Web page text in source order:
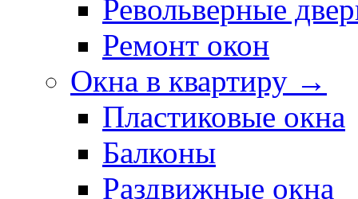
Револьверные
Ремонт окон
Окна в квартиру →
Пластиковые окна
Балконы
Раздвижные окна